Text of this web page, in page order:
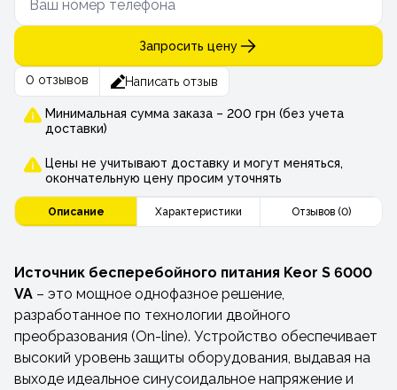
Запросить цену
0 отзывов Написать отзыв
Минимальная сумма заказа – 200 грн (без учета
доставки)
Цены не учитывают доставку и могут меняться,
окончательную цену просим уточнять
Описание Характеристики Отзывов (0)
Источник бесперебойного питания Keor S 6000
VA – это мощное однофазное решение,
разработанное по технологии двойного
преобразования (On-line). Устройство обеспечивает
высокий уровень защиты оборудования, выдавая на
выходе идеальное синусоидальное напряжение и